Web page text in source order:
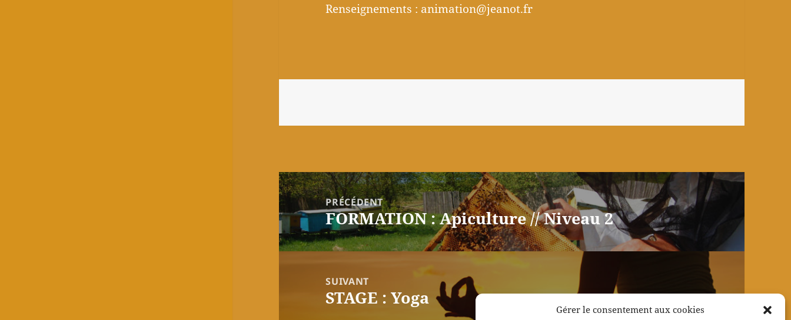
Gérer le consentement aux cookies
Renseignements : animation@jeanot.fr
Navigation
de
l’article
PRÉCÉDENT
Article
précédent :
FORMATION : Apiculture // Niveau 2
SUIVANT
Article
STAGE : Yoga